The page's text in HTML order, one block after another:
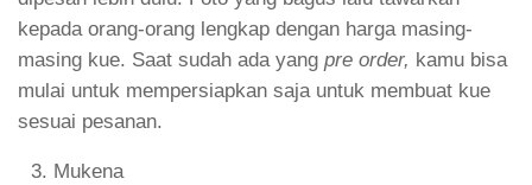
kepada orang-orang lengkap dengan harga masing-
masing kue. Saat sudah ada yang pre order, kamu bisa
mulai untuk mempersiapkan saja untuk membuat kue
sesuai pesanan.
Mukena